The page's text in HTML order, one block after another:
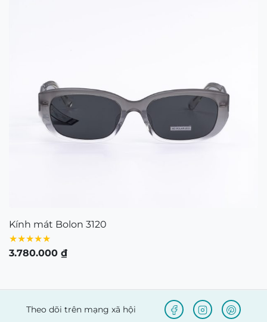
Kính mát Bolon 3120
★★★★★
3.780.000 ₫
Theo dõi trên mạng xã hội